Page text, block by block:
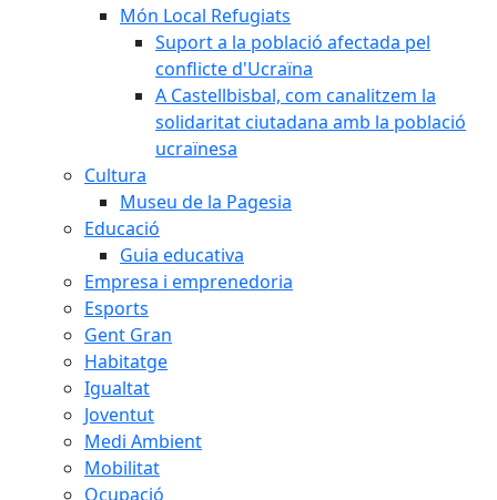
Món Local Refugiats
Suport a la població afectada pel
conflicte d'Ucraïna
A Castellbisbal, com canalitzem la
solidaritat ciutadana amb la població
ucraïnesa
Cultura
Museu de la Pagesia
Educació
Guia educativa
Empresa i emprenedoria
Esports
Gent Gran
Habitatge
Igualtat
Joventut
Medi Ambient
Mobilitat
Ocupació